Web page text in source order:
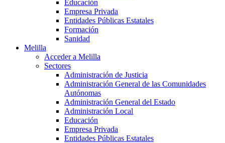
Educación
Empresa Privada
Entidades Públicas Estatales
Formación
Sanidad
Melilla
Acceder a Melilla
Sectores
Administración de Justicia
Administración General de las Comunidades
Autónomas
Administración General del Estado
Administración Local
Educación
Empresa Privada
Entidades Públicas Estatales